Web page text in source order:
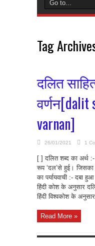
Tag
दलित
वर्णन[dalit
varnan]
26/01/2021 1
[ ] दलित शब्द का अर्थ
रूप ‘दल’से हुई।
का पर्यायवाची :- दबा
हिंदी कोश के अनुसार
हिंदी विश्वकोश के
Read More »